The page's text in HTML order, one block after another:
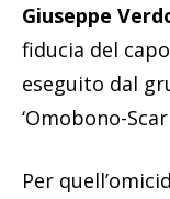
Giuseppe
fiducia del
eseguito dal
‘Omobono-
Per